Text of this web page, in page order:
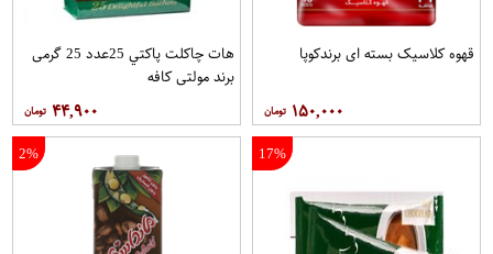
قهوه کلاسيک بسته ای برندکوپا
۱۵۰,۰۰۰
هات چاکلت پاکتي 25عدد 25 گرمی
برند مولتي کافه
۴۴,۹۰۰
17%
2%